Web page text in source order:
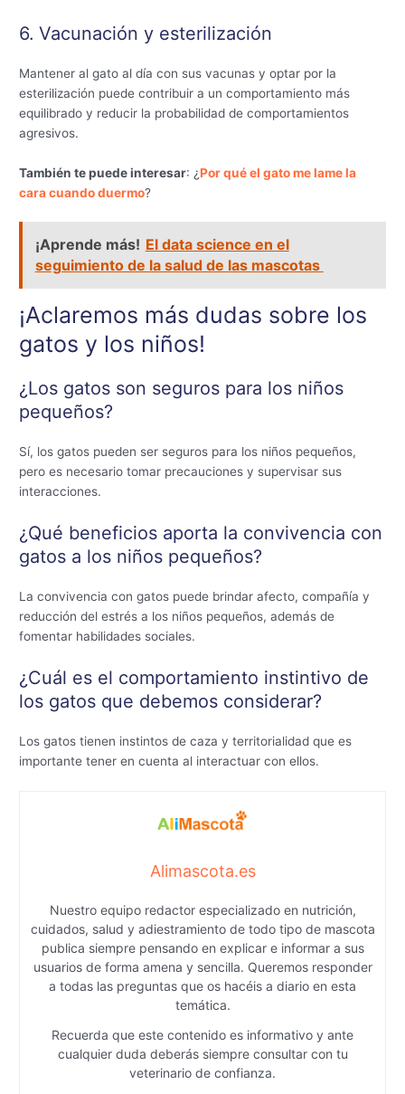
6. Vacunación y esterilización
Mantener al gato al día con sus vacunas y optar por la
esterilización puede contribuir a un comportamiento más
equilibrado y reducir la probabilidad de comportamientos
agresivos.
También te puede interesar: ¿Por qué el gato me lame la
cara cuando duermo?
¡Aprende más! El data science en el
seguimiento de la salud de las mascotas
¡Aclaremos más dudas sobre los
gatos y los niños!
¿Los gatos son seguros para los niños
pequeños?
Sí, los gatos pueden ser seguros para los niños pequeños,
pero es necesario tomar precauciones y supervisar sus
interacciones.
¿Qué beneficios aporta la convivencia con
gatos a los niños pequeños?
La convivencia con gatos puede brindar afecto, compañía y
reducción del estrés a los niños pequeños, además de
fomentar habilidades sociales.
¿Cuál es el comportamiento instintivo de
los gatos que debemos considerar?
Los gatos tienen instintos de caza y territorialidad que es
importante tener en cuenta al interactuar con ellos.
Alimascota.es
Nuestro equipo redactor especializado en nutrición,
cuidados, salud y adiestramiento de todo tipo de mascota
publica siempre pensando en explicar e informar a sus
usuarios de forma amena y sencilla. Queremos responder
a todas las preguntas que os hacéis a diario en esta
temática.
Recuerda que este contenido es informativo y ante
cualquier duda deberás siempre consultar con tu
veterinario de confianza.